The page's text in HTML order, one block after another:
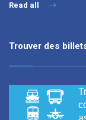
Read all
Trouver des